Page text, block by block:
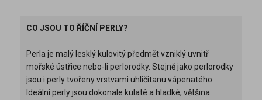
CO JSOU TO ŘÍČNÍ PERLY?
Perla je malý lesklý kulovitý předmět vzniklý uvnitř
mořské ústřice nebo-li perlorodky. Stejně jako perlorodky
jsou i perly tvořeny vrstvami uhličitanu vápenatého.
Ideální perly jsou dokonale kulaté a hladké, většina